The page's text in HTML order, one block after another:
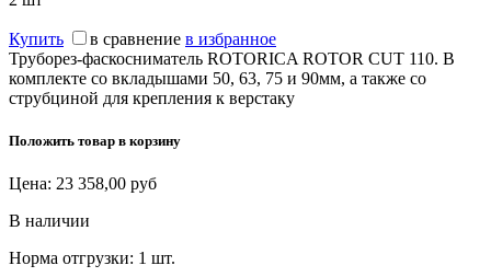
Купить в сравнение в избранное
Труборез-фаскосниматель ROTORICA ROTOR CUT 110. В
комплекте со вкладышами 50, 63, 75 и 90мм, а также со
струбциной для крепления к верстаку
Положить товар в корзину
Цена: 23 358,00 руб
В наличии
Норма отгрузки: 1 шт.